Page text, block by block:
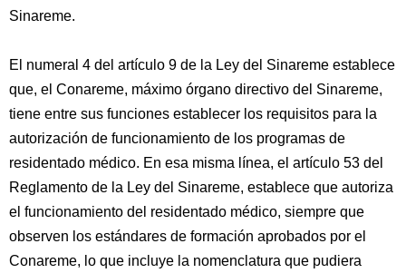
Sinareme.
El numeral 4 del artículo 9 de la Ley del Sinareme establece
que, el Conareme, máximo órgano directivo del Sinareme,
tiene entre sus funciones establecer los requisitos para la
autorización de funcionamiento de los programas de
residentado médico. En esa misma línea, el artículo 53 del
Reglamento de la Ley del Sinareme, establece que autoriza
el funcionamiento del residentado médico, siempre que
observen los estándares de formación aprobados por el
Conareme, lo que incluye la nomenclatura que pudiera